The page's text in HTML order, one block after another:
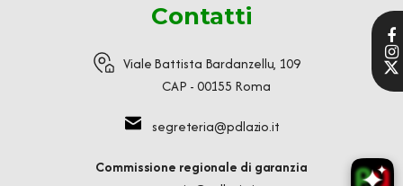
Contatti
Viale Battista Bardanzellu, 109
CAP - 00155 Roma
segreteria@pdlazio.it
Commissione regionale di garanzia